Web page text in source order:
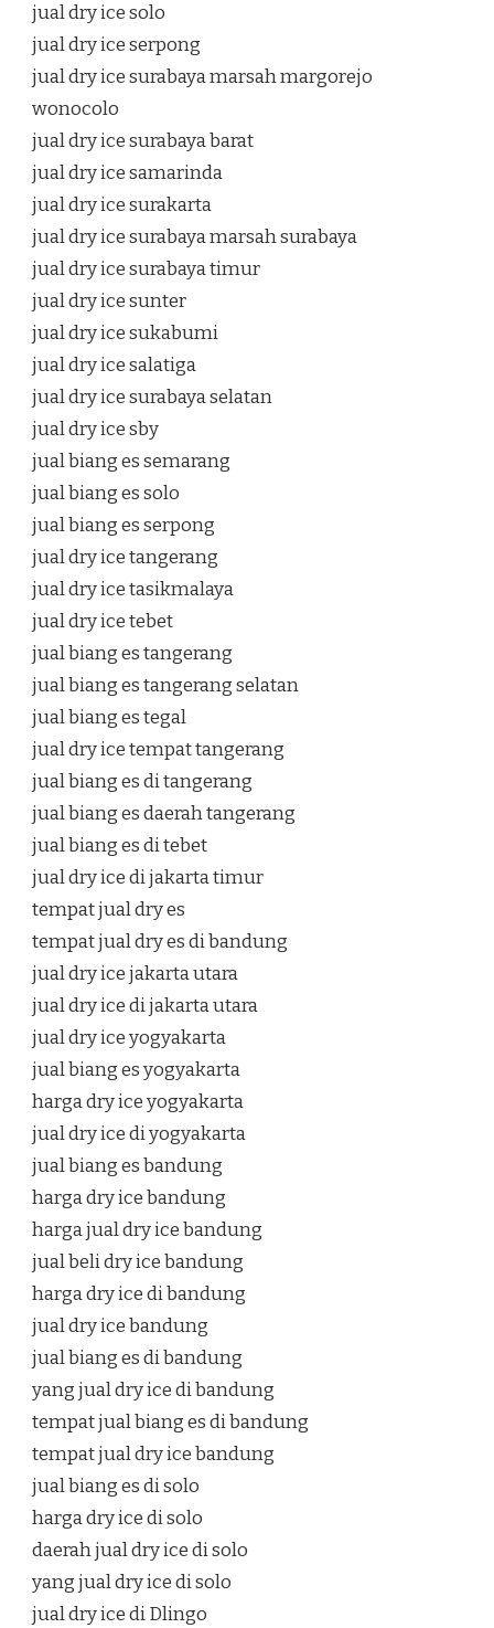
jual dry ice solo
jual dry ice serpong
jual dry ice surabaya marsah margorejo
wonocolo
jual dry ice surabaya barat
jual dry ice samarinda
jual dry ice surakarta
jual dry ice surabaya marsah surabaya
jual dry ice surabaya timur
jual dry ice sunter
jual dry ice sukabumi
jual dry ice salatiga
jual dry ice surabaya selatan
jual dry ice sby
jual biang es semarang
jual biang es solo
jual biang es serpong
jual dry ice tangerang
jual dry ice tasikmalaya
jual dry ice tebet
jual biang es tangerang
jual biang es tangerang selatan
jual biang es tegal
jual dry ice tempat tangerang
jual biang es di tangerang
jual biang es daerah tangerang
jual biang es di tebet
jual dry ice di jakarta timur
tempat jual dry es
tempat jual dry es di bandung
jual dry ice jakarta utara
jual dry ice di jakarta utara
jual dry ice yogyakarta
jual biang es yogyakarta
harga dry ice yogyakarta
jual dry ice di yogyakarta
jual biang es bandung
harga dry ice bandung
harga jual dry ice bandung
jual beli dry ice bandung
harga dry ice di bandung
jual dry ice bandung
jual biang es di bandung
yang jual dry ice di bandung
tempat jual biang es di bandung
tempat jual dry ice bandung
jual biang es di solo
harga dry ice di solo
daerah jual dry ice di solo
yang jual dry ice di solo
jual dry ice di Dlingo